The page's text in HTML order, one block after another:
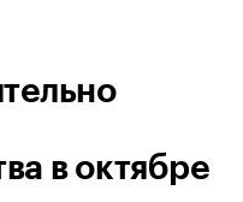
в октябре